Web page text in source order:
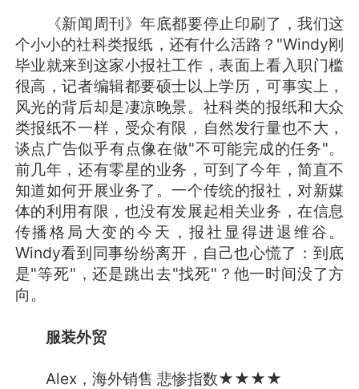
《新闻周刊》年底都要停止印刷了，我们这
个小小的社科类报纸，还有什么活路？"Windy刚
毕业就来到这家小报社工作，表面上看入职门槛
很高，记者编辑都要硕士以上学历，可事实上，
风光的背后却是凄凉晚景。社科类的报纸和大众
类报纸不一样，受众有限，自然发行量也不大，
谈点广告似乎有点像在做"不可能完成的任务"。
前几年，还有零星的业务，可到了今年，简直不
知道如何开展业务了。一个传统的报社，对新媒
体的利用有限，也没有发展起相关业务，在信息
传播格局大变的今天，报社显得进退维谷。
Windy看到同事纷纷离开，自己也心慌了：到底
是"等死"，还是跳出去"找死"？他一时间没了方
向。
服装外贸
Alex，海外销售 悲惨指数★★★★